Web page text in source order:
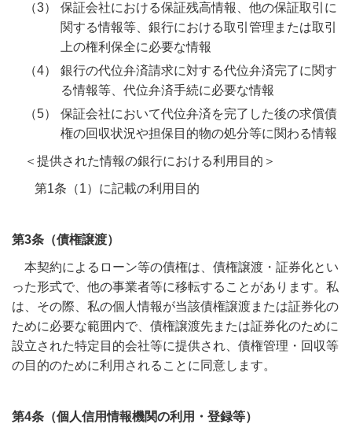
（3）
保証会社における保証残高情報、他の保証取引に
関する情報等、銀行における取引管理または取引
上の権利保全に必要な情報
（4）
銀行の代位弁済請求に対する代位弁済完了に関す
る情報等、代位弁済手続に必要な情報
（5）
保証会社において代位弁済を完了した後の求償債
権の回収状況や担保目的物の処分等に関わる情報
＜提供された情報の銀行における利用目的＞
第1条（1）に記載の利用目的
第3条（債権譲渡）
本契約によるローン等の債権は、債権譲渡・証券化とい
った形式で、他の事業者等に移転することがあります。私
は、その際、私の個人情報が当該債権譲渡または証券化の
ために必要な範囲内で、債権譲渡先または証券化のために
設立された特定目的会社等に提供され、債権管理・回収等
の目的のために利用されることに同意します。
第4条（個人信用情報機関の利用・登録等）